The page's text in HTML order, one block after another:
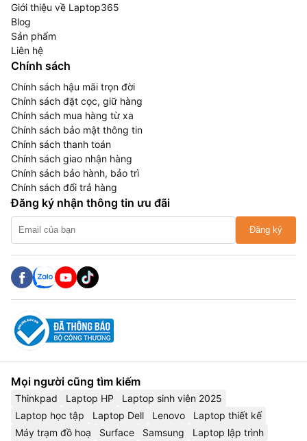
Giới thiệu về Laptop365
Blog
Sản phẩm
Liên hệ
Chính sách
Chính sách hậu mãi trọn đời
Chính sách đặt cọc, giữ hàng
Chính sách mua hàng từ xa
Chính sách bảo mật thông tin
Chính sách thanh toán
Chính sách giao nhận hàng
Chính sách bảo hành, bảo trì
Chính sách đổi trả hàng
Đăng ký nhận thông tin ưu đãi
Đăng ký
Mọi người cũng tìm kiếm
Thinkpad Laptop HP
Laptop sinh viên 2025
Laptop học tập
Laptop Dell Lenovo
Laptop thiết kế
Máy trạm đồ hoạ
Surface Samsung Laptop lập trình